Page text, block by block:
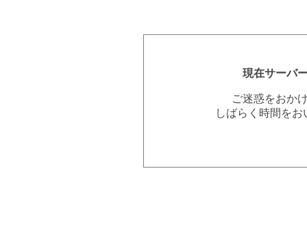
現在サーバ
ご迷惑をおか
しばらく時間を